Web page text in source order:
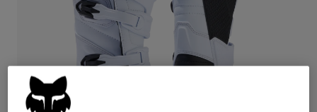
Korte broeken
Jassen
Broeken
Handschoenen
Jassen
Women
Beschermers
Alles bekijken